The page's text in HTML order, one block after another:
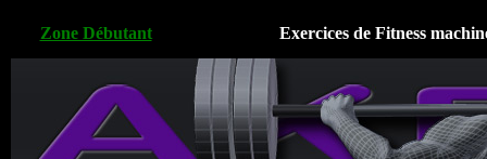
Zone Débutant Exercices de Fitness